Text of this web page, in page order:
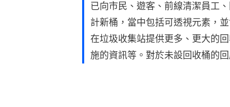
已向市民、遊客、前線清潔員工
計新桶，當中包括可透視元素，
在垃圾收集站提供更多、更大的
施的資訊等。對於未設回收桶的